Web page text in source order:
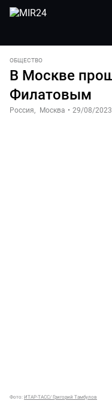
ОБЩЕСТВО
В Москве
Филатовым
Россия, Москва • 29/08/
Фото: ИТАР-ТАСС/ Григорий Тамбулов